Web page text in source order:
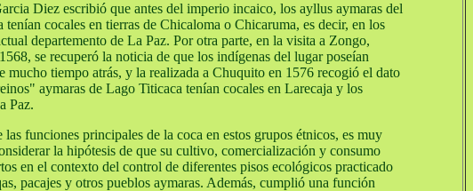
Diez escribió que antes del imperio incaico, los ayllus aymaras del
tenían cocales en tierras de Chicaloma o Chicaruma, es decir, en los
departemento de La Paz. Por otra parte, en la visita a Zongo,
se recuperó la noticia de que los indígenas del lugar poseían
mucho tiempo atrás, y la realizada a Chuquito en 1576 recogió el dato
aymaras de Lago Titicaca tenían cocales en Larecaja y los
Paz.
las funciones principales de la coca en estos grupos étnicos, es muy
la hipótesis de que su cultivo, comercialización y consumo
en el contexto del control de diferentes pisos ecológicos practicado
pacajes y otros pueblos aymaras. Además, cumplió una función